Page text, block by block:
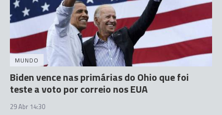
MUNDO
Biden vence nas primárias do Ohio que foi
teste a voto por correio nos EUA
29 Abr 14:30